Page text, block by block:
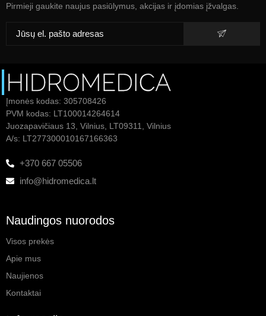
Pirmieji gaukite naujus pasiūlymus, akcijas ir įdomias įžvalgas.
Įmonės kodas: 305708426
PVM kodas: LT100014264614
Juozapavičiaus 13, Vilnius, LT09311, Vilnius
A/s: LT277300010167166363
+370 667 05506
info@hidromedica.lt
Naudingos nuorodos
Visos prekės
Apie mus
Naujienos
Kontaktai